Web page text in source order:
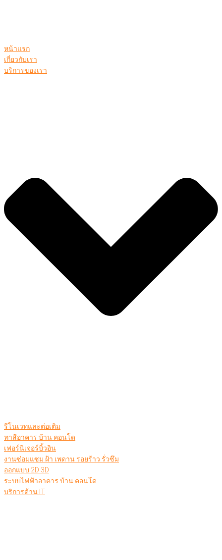
หน้าแรก
เกี่ยวกับเรา
บริการของเรา
รีโนเวทและต่อเติม
ทาสีอาคาร บ้าน คอนโด
เฟอร์นิเจอร์บิ้วอิน
งานซ่อมแซม ฝ้า เพดาน รอยร้าว รั่วซึม
ออกแบบ 2D 3D
ระบบไฟฟ้าอาคาร บ้าน คอนโด
บริการด้าน IT